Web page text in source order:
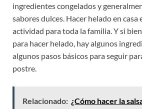
ingredientes congelados y
sabores dulces. Hacer helado en
actividad para toda la familia. Y si
para hacer helado, hay algunos
algunos pasos básicos para seguir
postre.
Relacionado: ¿Cómo hacer la